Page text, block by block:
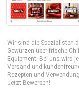
Wir sind die Spezialisten
Gewürzen über frische
Equipment. Bei uns wird
Versand und
Rezepten und
Jetzt Bewerben!